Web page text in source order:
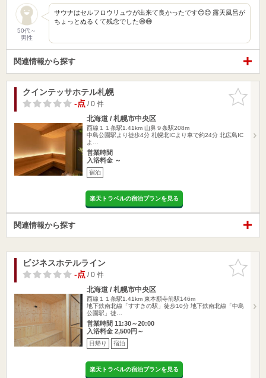
50代～
男性
サウナはセルフロウリュウが出来て良かったです😊😊 露天風呂が
ちょっとぬるくて残念でした😅😅
関連情報から探す
お気に入
りに追加
クインテッサホテル札幌
-点/ 0 件
北海道 / 札幌市中央区
西線１１条駅1.41km 山鼻９条駅208m
中島公園駅より徒歩4分 札幌北ICより車で約24分 北広島IC
よ…
営業時間
入浴料金 ～
宿泊
楽天トラベルの宿泊プランを見る
関連情報から探す
お気に入
りに追加
ビジネスホテルライン
-点/ 0 件
北海道 / 札幌市中央区
西線１１条駅1.41km 東本願寺前駅146m
地下鉄南北線「すすきの駅」徒歩10分 地下鉄南北線「中島
公園駅」徒…
営業時間 11:30～20:00
入浴料金 2,500円～
日帰り 宿泊
楽天トラベルの宿泊プランを見る